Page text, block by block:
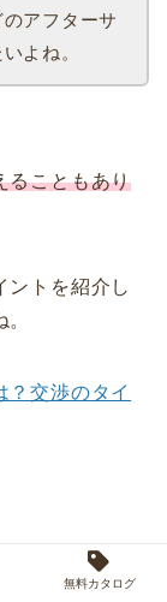
アフターサ
よね。
ることもあり
ントを紹介し
交渉のタイ
った
無料カタログ